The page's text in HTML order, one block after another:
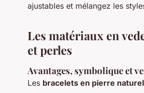
ajustables et mélangez les
Les matériaux en
et perles
Avantages, symbolique et
Les bracelets en pierre